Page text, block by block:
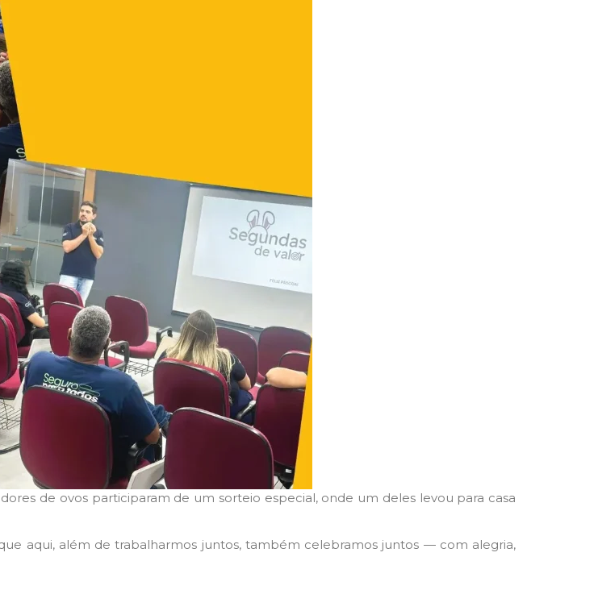
de ovos participaram de um sorteio especial, onde um deles levou para casa
aqui, além de trabalharmos juntos, também celebramos juntos — com alegria,